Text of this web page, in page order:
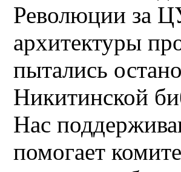
Революции за
архитектуры
пытались
Никитинской
Нас
помогает